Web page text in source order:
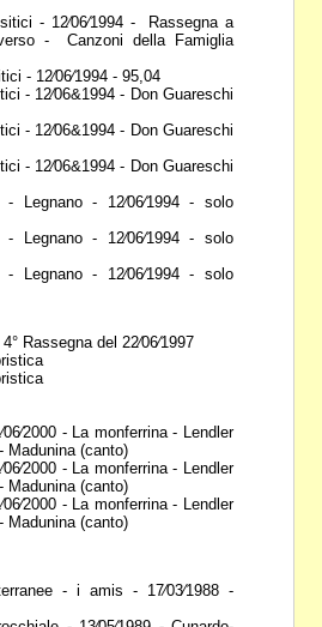
- 12⁄06⁄1994 -
Rassegna a
- Canzoni della Famiglia
- 12⁄06⁄1994 - 95,04
- 12⁄06&1994 - Don Guareschi
- 12⁄06&1994 - Don Guareschi
- 12⁄06&1994 - Don Guareschi
- Legnano - 12⁄06⁄1994 - solo
- Legnano - 12⁄06⁄1994 - solo
- Legnano - 12⁄06⁄1994 - solo
Rassegna del 22⁄06⁄1997
- La monferrina - Lendler
Madunina (canto)
- La monferrina - Lendler
Madunina (canto)
- La monferrina - Lendler
Madunina (canto)
- i amis - 17⁄03⁄1988 -